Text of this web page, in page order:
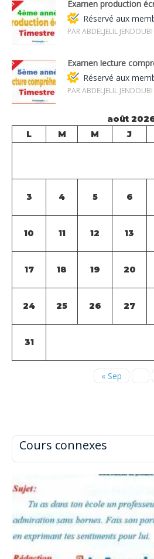
Cours connexes
Examen production
Réservé aux
PAR ABDELJELIL JENDOUBI
Examen lecture
Réservé aux
PAR ABDELJELIL JENDOUBI
août
L
M M J
3 4 5 6
10 11 12 13
17 18 19 20
24 25 26 27
31
« Sep